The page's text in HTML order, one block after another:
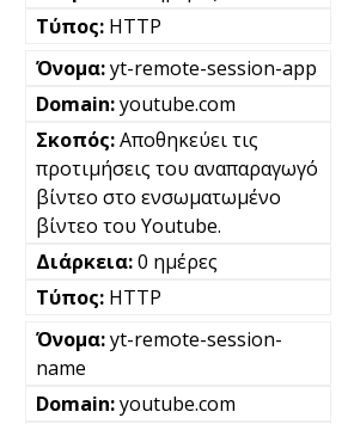
HTTP
yt-remote-session-app
youtube.com
Αποθηκεύει τις
προτιμήσεις του αναπαραγωγό
βίντεο στο ενσωματωμένο
βίντεο του Youtube.
0 ημέρες
HTTP
yt-remote-session-
name
youtube.com